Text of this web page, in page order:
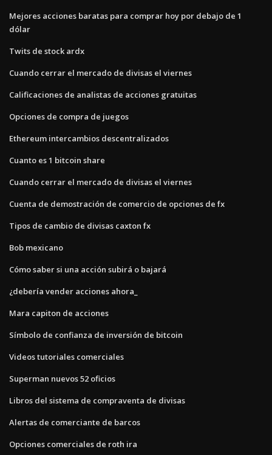
Mejores acciones baratas para comprar hoy por debajo de 1
dólar
Twits de stock ardx
Cuando cerrar el mercado de divisas el viernes
Calificaciones de analistas de acciones gratuitas
Opciones de compra de juegos
Ethereum intercambios descentralizados
Cuanto es 1 bitcoin share
Cuando cerrar el mercado de divisas el viernes
Cuenta de demostración de comercio de opciones de fx
Tipos de cambio de divisas caxton fx
Bob mexicano
Cómo saber si una acción subirá o bajará
¿debería vender acciones ahora_
Mara capiton de acciones
Símbolo de confianza de inversión de bitcoin
Videos tutoriales comerciales
Superman nuevos 52 oficios
Libros del sistema de compraventa de divisas
Alertas de comerciante de barcos
Opciones comerciales de roth ira